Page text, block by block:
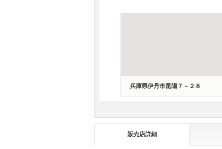
兵庫県伊丹市昆陽７－２８
販売店詳細